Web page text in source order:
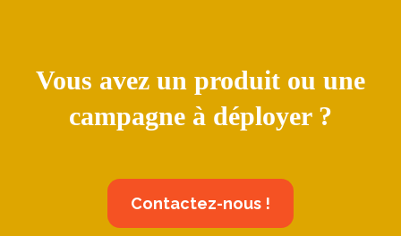
Vous avez un produit ou une
campagne à déployer ?
Contactez-nous !